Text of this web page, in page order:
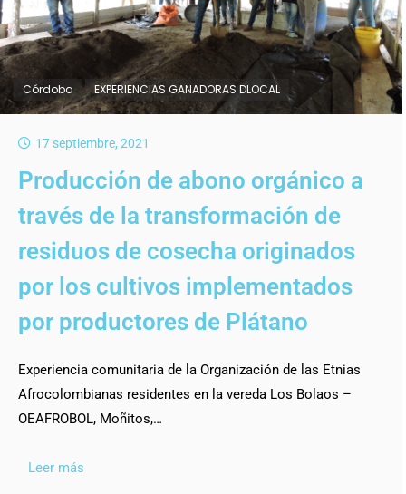
Córdoba EXPERIENCIAS GANADORAS DLOCAL
17 septiembre, 2021
Producción de abono orgánico a
través de la transformación de
residuos de cosecha originados
por los cultivos implementados
por productores de Plátano
Experiencia comunitaria de la Organización de las Etnias
Afrocolombianas residentes en la vereda Los Bolaos –
OEAFROBOL, Moñitos,…
Leer más